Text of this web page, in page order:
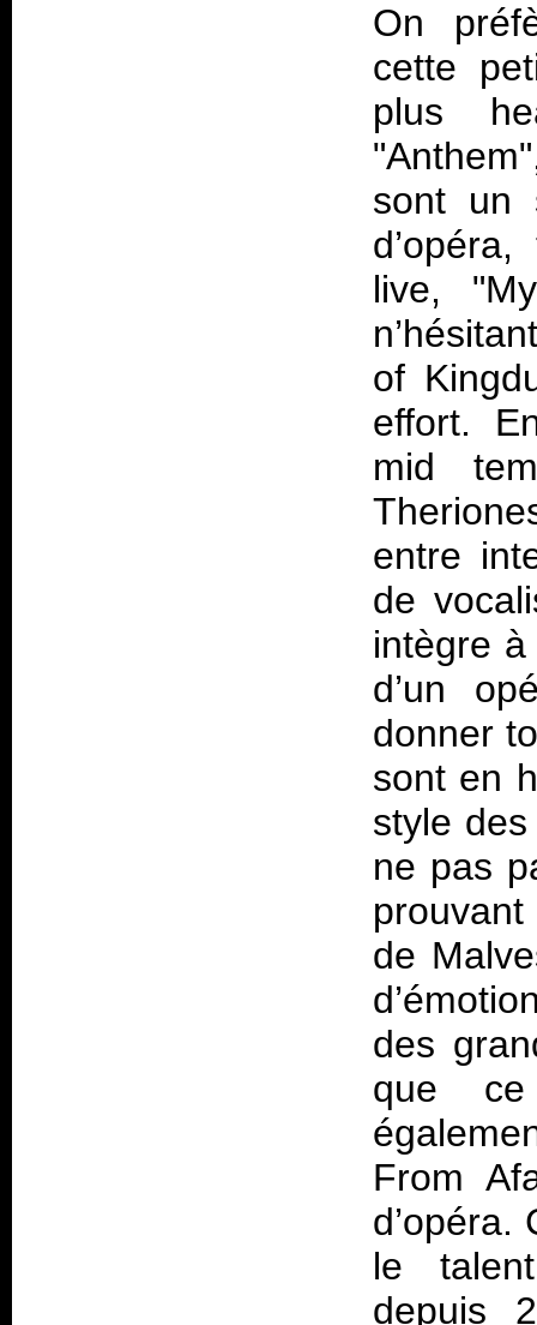
On
cette
plus
sont un
live,
of
effort.
mid
entre
de
intègre
d’un
donner
sont en
style
ne pas
de
des
que ce
From
d’opéra.
le
depuis